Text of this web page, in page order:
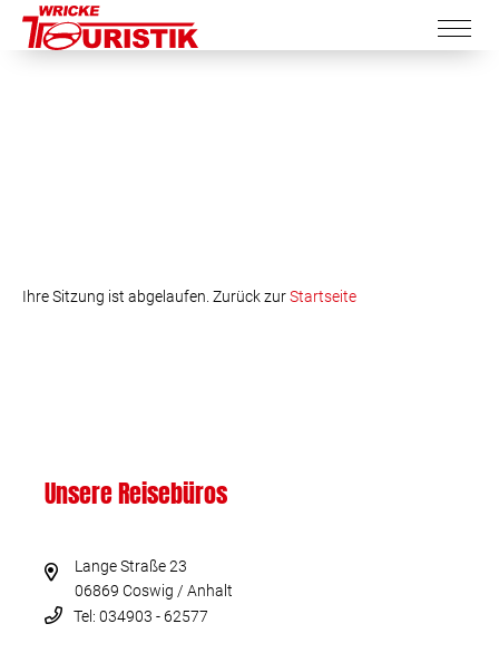
Ihre Sitzung ist abgelaufen. Zurück zurStartseite
Unsere Reisebüros
Lange Straße 23
06869 Coswig / Anhalt
Tel: 034903 - 62577